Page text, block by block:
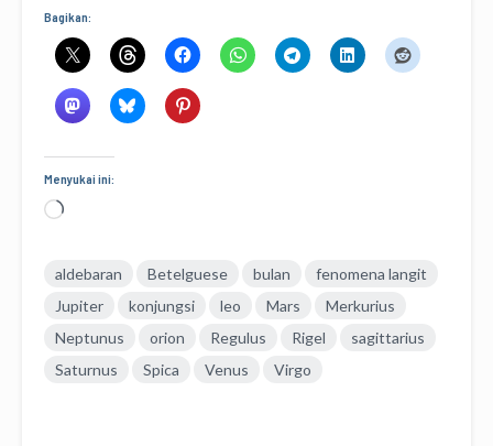
Bagikan:
Menyukai ini:
Memuat...
aldebaran Betelguese bulan
fenomena langit
Jupiter
konjungsi leo Mars
Merkurius
Neptunus
orion Regulus Rigel
sagittarius
Saturnus
Spica Venus Virgo